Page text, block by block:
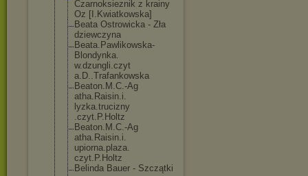
Czarnoksieznik z krainy
Oz [I.Kwiatkowska]
Beata Ostrowicka - Zła
dziewczyna
Beata.Pawlikowska-
Blondynka.
w.dzungli.czyt
a.D..Trafankowska
Beaton.M.C.-Ag
atha.Raisin.i.
lyzka.trucizny
.czyt.P.Holtz
Beaton.M.C.-Ag
atha.Raisin.i.
upiorna.plaza.
czyt.P.Holtz
Belinda Bauer - Szczątki